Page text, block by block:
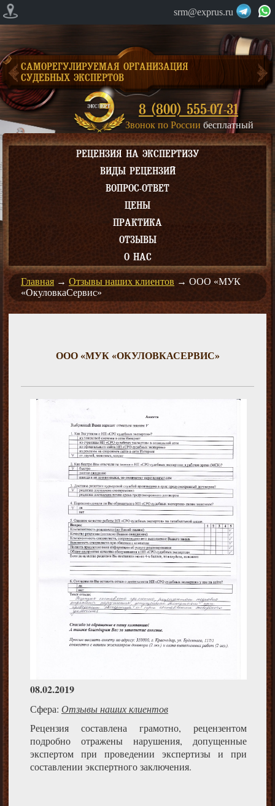
srm@exprus.ru
САМОРЕГУЛИРУЕМАЯ ОРГАНИЗАЦИЯ
СУДЕБНЫХ ЭКСПЕРТОВ
8 (800) 555-07-31
Звонок по России бесплатный
РЕЦЕНЗИЯ НА ЭКСПЕРТИЗУ
ВИДЫ РЕЦЕНЗИЙ
ВОПРОС-ОТВЕТ
ЦЕНЫ
ПРАКТИКА
ОТЗЫВЫ
О НАС
Главная → Отзывы наших клиентов → ООО «МУК
«ОкуловкаСервис»
ООО «МУК «ОКУЛОВКАСЕРВИС»
08.02.2019
Сфера: Отзывы наших клиентов
Рецензия составлена грамотно, рецензентом
подробно отражены нарушения, допущенные
экспертом при проведении экспертизы и при
составлении экспертного заключения.